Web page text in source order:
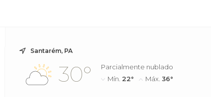
Santarém, PA
30°
Parcialmente nublado
Mín. 22° Máx.36°